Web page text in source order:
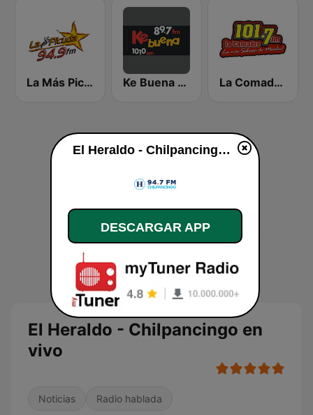
La Más Picuda 94.9 FM Ke Buena 89.7 FM La Comadre 101.7
El Heraldo - Chilpancingo en
vivo
Noticias Radio hablada
El Heraldo - Chilpancingo en vivo
DESCARGAR APP